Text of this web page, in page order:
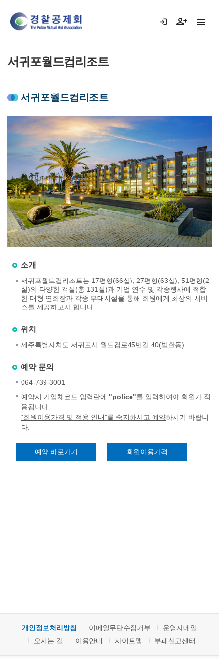
서귀포월드컵리조트
서귀포월드컵리조트
소개
서귀포월드컵리조트는 17평형(66실), 27평형(63실), 51평형(2
실)의 다양한 객실(총 131실)과 기업 연수 및 각종행사에 적합
한 대형 연회장과 각종 부대시설을 통해 회원에게 최상의 서비
스를 제공하고자 합니다.
위치
제주특별자치도 서귀포시 월드컵로45번길 40(법환동)
예약 문의
064-739-3001
예약시 기업체코드 입력란에 "police"를 입력하여야 회원가 적
용됩니다.
"회원이용가격 및 적용 안내"를 숙지하시고 예약하시기 바랍니
다.
예약 바로가기 회원이용가격
개인정보처리방침 이메일무단수집거부
운영자메일
오시는 길
이용안내 사이트맵 부패신고센터